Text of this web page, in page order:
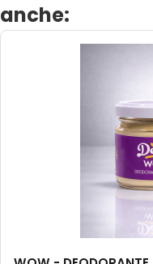
anche: